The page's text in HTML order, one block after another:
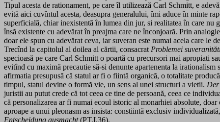
Tipul acesta de rationament, pe care îl utilizează Carl Schmitt, e
evită aici cuvîntul acesta, deasupra generalului, îmi aduce în minte
superficială, chiar inexistentă în lumea din jur, si realitatea în care
însă existente cu adevărat în preajma care ne înconjoară. Prin
doar ele spun cu adevărat ceva, iar suveran este numai acela care
Trecînd la capitolul al doilea al cărtii, consacrat Problemei
specioasă pe care Carl Schmitt o poartă cu precursori mai apropiati
evitînd cu maximă precautie să-si denunte apartenenta la
afirmatia presupusă că statul ar fi o fiintă organică, o totalitate
timpul, statul devine o formă vie, un sens al unei structuri a vietii.
juristii au putut crede că tot ceea ce tine de persoană, ceea ce
că personalizarea ar fi numai ecoul istoric al monarhiei absolute,
aproape a unui pleonasm as insista: constiintă exclusiv
Entscheidung ausmacht(PT,I,36).